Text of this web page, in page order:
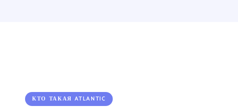
КТО ТАКАЯ ATLANTIC